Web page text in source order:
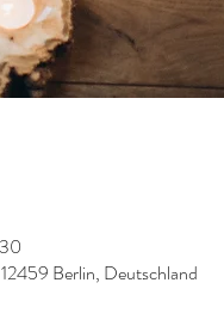
Berlin, Deutschland